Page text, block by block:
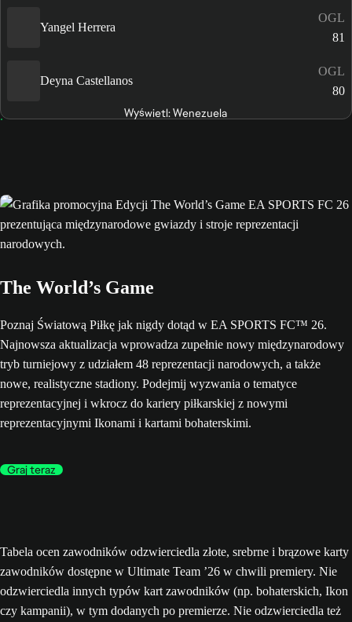
Yangel Herrera
OGL
81
Deyna Castellanos
OGL
80
Wyświetl: Wenezuela
The World’s Game
Poznaj Światową Piłkę jak nigdy dotąd w EA SPORTS FC™ 26.
Najnowsza aktualizacja wprowadza zupełnie nowy międzynarodowy
tryb turniejowy z udziałem 48 reprezentacji narodowych, a także
nowe, realistyczne stadiony. Podejmij wyzwania o tematyce
reprezentacyjnej i wkrocz do kariery piłkarskiej z nowymi
reprezentacyjnymi Ikonami i kartami bohaterskimi.
Graj teraz
Tabela ocen zawodników odzwierciedla złote, srebrne i brązowe karty
zawodników dostępne w Ultimate Team ’26 w chwili premiery. Nie
odzwierciedla innych typów kart zawodników (np. bohaterskich, Ikon
czy kampanii), w tym dodanych po premierze. Nie odzwierciedla też